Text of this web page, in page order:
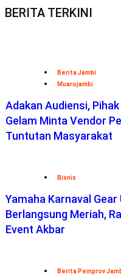
BERITA TERKINI
Berita Jambi
Muarojambi
Adakan Audiensi,
Gelam Minta Vendor
Tuntutan Masyarakat
Bisnis
Yamaha Karnaval
Berlangsung Meriah,
Event Akbar
Berita Pemprov